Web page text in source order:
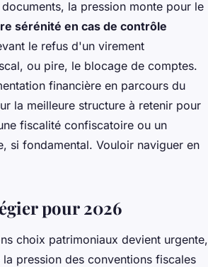
la pression monte pour le
sérénité en cas de contrôle
le refus d'un virement
ou pire, le blocage de comptes.
financière en parcours du
la meilleure structure à retenir pour
fiscalité confiscatoire ou un
si fondamental. Vouloir naviguer en
pour 2026
choix patrimoniaux devient urgente,
pression des conventions fiscales